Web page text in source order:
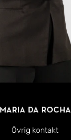
Maria Da Rocha
Övrig kontakt